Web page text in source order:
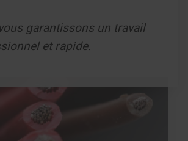
garantissons un travail
et rapide.